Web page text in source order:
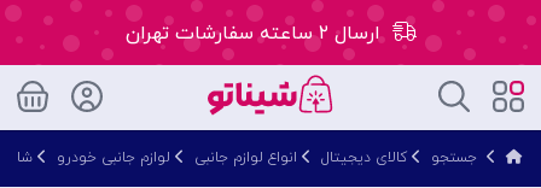
ارسال ۲ ساعته سفارشات تهران
۵۰ هزار تومان تخفیف اولین سفارش کد: WLC
ارسال ۲ ساعته سفارشات تهران جستجو کالای دیجیتال انواع لوازم جانبی لوازم جانبی خودرو